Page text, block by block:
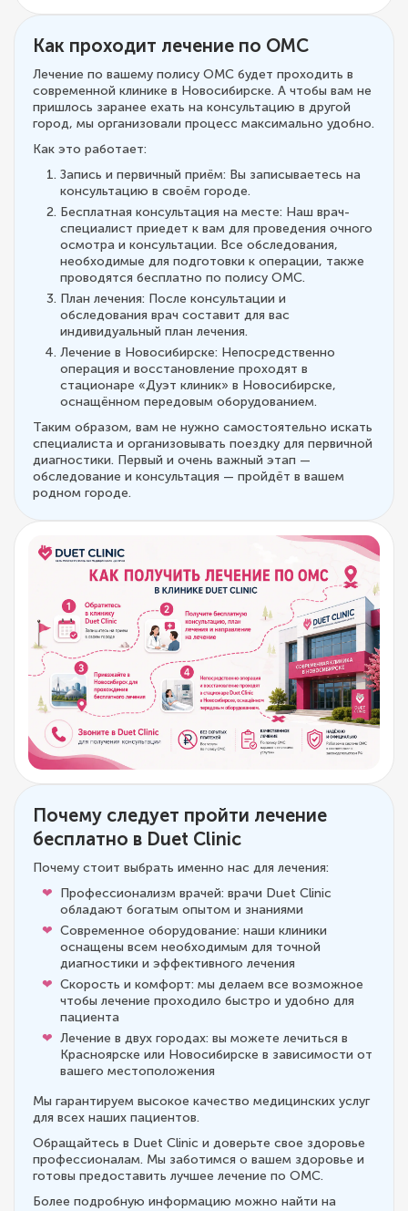
Как проходит лечение по ОМС
Лечение по вашему полису ОМС будет проходить в
современной клинике в Новосибирске. А чтобы вам не
пришлось заранее ехать на консультацию в другой
город, мы организовали процесс максимально удобно.
Как это работает:
Запись и первичный приём: Вы записываетесь на
консультацию в своём городе.
Бесплатная консультация на месте: Наш врач-
специалист приедет к вам для проведения очного
осмотра и консультации. Все обследования,
необходимые для подготовки к операции, также
проводятся бесплатно по полису ОМС.
План лечения: После консультации и
обследования врач составит для вас
индивидуальный план лечения.
Лечение в Новосибирске: Непосредственно
операция и восстановление проходят в
стационаре «Дуэт клиник» в Новосибирске,
оснащённом передовым оборудованием.
Таким образом, вам не нужно самостоятельно искать
специалиста и организовывать поездку для первичной
диагностики. Первый и очень важный этап —
обследование и консультация — пройдёт в вашем
родном городе.
Почему следует пройти лечение
бесплатно в Duet Clinic
Почему стоит выбрать именно нас для лечения:
Профессионализм врачей: врачи Duet Clinic
обладают богатым опытом и знаниями
Современное оборудование: наши клиники
оснащены всем необходимым для точной
диагностики и эффективного лечения
Скорость и комфорт: мы делаем все возможное
чтобы лечение проходило быстро и удобно для
пациента
Лечение в двух городах: вы можете лечиться в
Красноярске или Новосибирске в зависимости от
вашего местоположения
Мы гарантируем высокое качество медицинских услуг
для всех наших пациентов.
Обращайтесь в Duet Clinic и доверьте свое здоровье
профессионалам. Мы заботимся о вашем здоровье и
готовы предоставить лучшее лечение по ОМС.
Более подробную информацию можно найти на